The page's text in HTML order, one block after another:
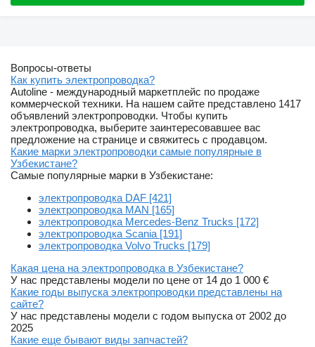
Вопросы-ответы
Как купить электропроводка?
Autoline - международный маркетплейс по продаже
коммерческой техники. На нашем сайте представлено 1417
объявлений электропроводки. Чтобы купить
электропроводка, выберите заинтересовавшее вас
предложение на странице и свяжитесь с продавцом.
Какие марки электропроводки самые популярные в
Узбекистане?
Самые популярные марки в Узбекистане:
электропроводка DAF [421]
электропроводка MAN [165]
электропроводка Mercedes-Benz Trucks [172]
электропроводка Scania [191]
электропроводка Volvo Trucks [179]
Какая цена на электропроводка в Узбекистане?
У нас представлены модели по цене от 14 до 1 000 €
Какие годы выпуска электропроводки представлены на
сайте?
У нас представлены модели с годом выпуска от 2002 до
2025
Какие еще бывают виды запчастей?